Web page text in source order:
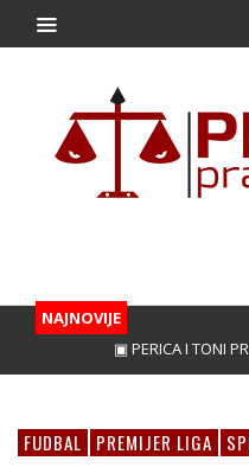
NAJNOVIJE
▣ PERICA I TONI PRED
FUDBAL PREMIJER LIGA